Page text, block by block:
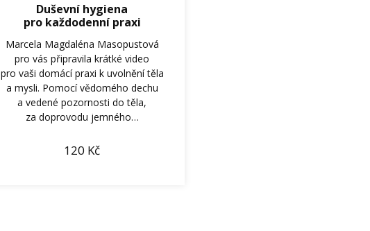
Duševní hygiena
pro každodenní praxi
Marcela Magdaléna Masopustová
pro vás připravila krátké video
pro vaši domácí praxi k uvolnění těla
a mysli. Pomocí vědomého dechu
a vedené pozornosti do těla,
za doprovodu jemného…
120 Kč